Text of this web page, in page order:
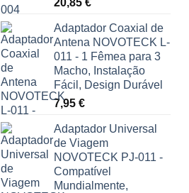
20,85 €
Adaptador Coaxial de
Antena NOVOTECK L-
011 - 1 Fêmea para 3
Macho, Instalação
Fácil, Design Durável
7,95 €
Adaptador Universal
de Viagem
NOVOTECK PJ-011 -
Compatível
Mundialmente,